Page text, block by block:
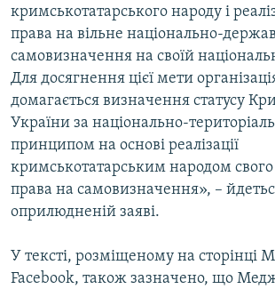
кримськотатарського народу і
права на вільне національно-
самовизначення на своїй
Для досягнення цієї мети
домагається визначення статусу
України за національно-
принципом на основі реалізації
кримськотатарським народом
права на самовизначення», –
оприлюдненій заяві.
У тексті, розміщеному на сторінці
Facebook, також зазначено, що